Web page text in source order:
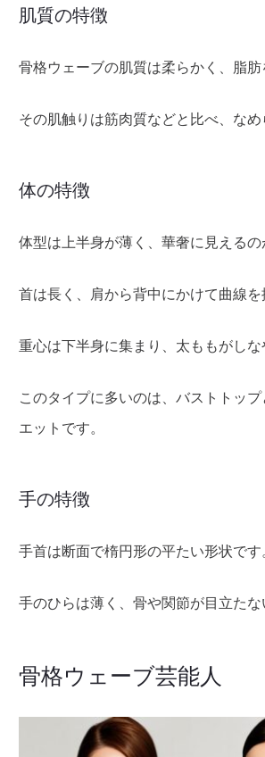
肌質の特徴
骨格ウェーブの肌質は柔らかく、脂肪
その肌触りは筋肉質などと比べ、なめ
体の特徴
体型は上半身が薄く、華奢に見えるの
首は長く、肩から背中にかけて曲線を
重心は下半身に集まり、太ももがしな
このタイプに多いのは、バストトッ
エットです。
手の特徴
手首は断面で楕円形の平たい形状です。
手のひらは薄く、骨や関節が目立たな
骨格ウェーブ芸能人